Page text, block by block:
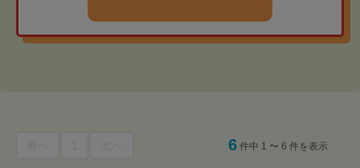
6 件中 1 〜 6 件を表示